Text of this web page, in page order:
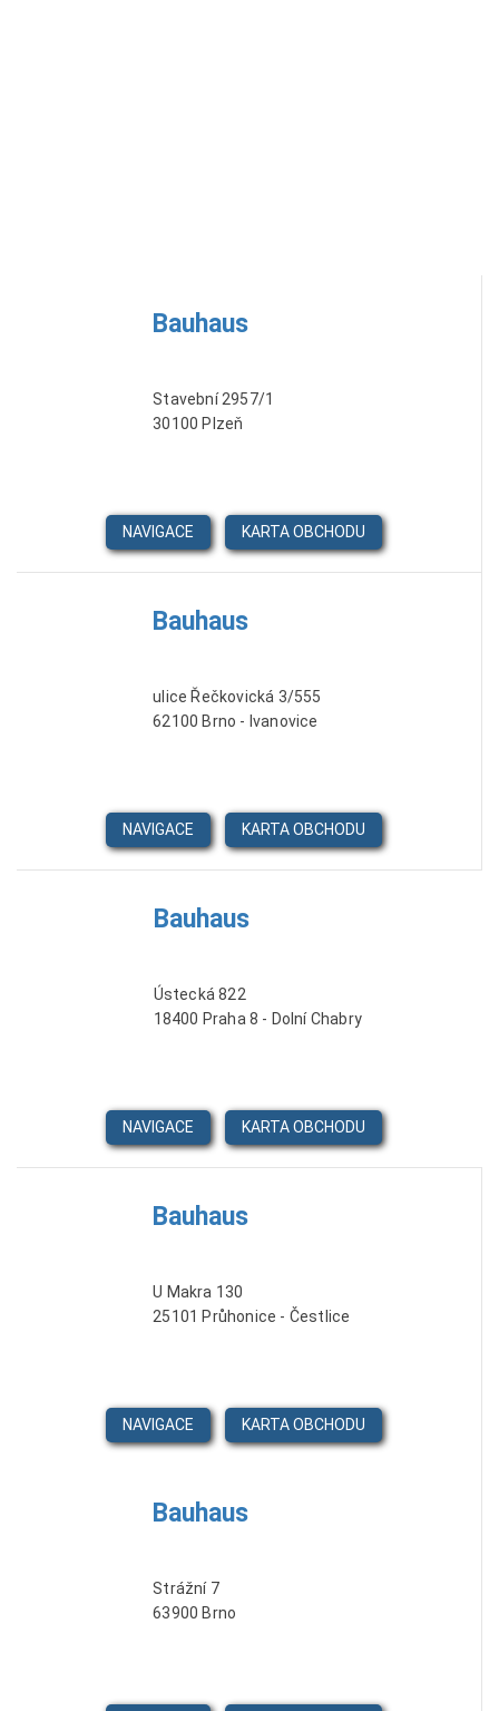
Bauhaus
Stavební 2957/1
30100 Plzeň
NAVIGACE KARTA OBCHODU
Bauhaus
ulice Řečkovická 3/555
62100 Brno - Ivanovice
NAVIGACE KARTA OBCHODU
Bauhaus
Ústecká 822
18400 Praha 8 - Dolní Chabry
NAVIGACE KARTA OBCHODU
Bauhaus
U Makra 130
25101 Průhonice - Čestlice
NAVIGACE KARTA OBCHODU
Bauhaus
Strážní 7
63900 Brno